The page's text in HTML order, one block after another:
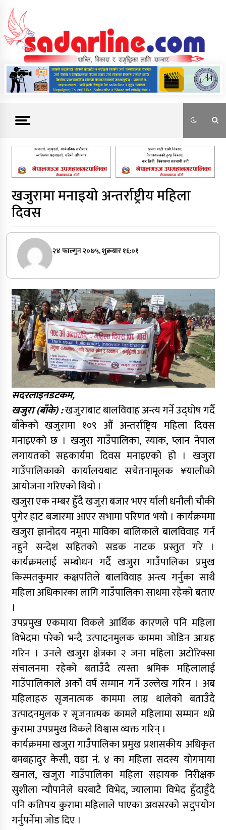
content
News For Nepal
खजुरामा मनाइयो अन्तर्राष्ट्रीय महिला
दिवस
२४ फाल्गुन २०७५, शुक्रबार १६:०१
सदरलाइनडटकम,
खजुरा (बाँके) :खजुराबाट बालविवाह अन्त्य गर्ने उद्घोष गर्दै
बाँकेको खजुरामा १०९ औं अन्तर्राष्ट्रिय महिला दिवस
मनाइएको छ । खजुरा गाउँपालिका, स्याक, प्लान नेपाल
लगायतको सहकार्यमा दिवस मनाइएको हो । खजुरा
गाउँपालिकाको कार्यालयबाट सचेतनामूलक ¥यालीको
आयोजना गरिएको थियो ।
खजुरा एक नम्बर हुँदै खजुरा बजार भएर र्याली धनौली चौकी
पुगेर हाट बजारमा आएर सभामा परिणत भयो । कार्यक्रममा
खजुरा ज्ञानोदय नमूना माविका बालिकाले बालविवाह गर्न
नहुने सन्देश सहितको सडक नाटक प्रस्तुत गरे ।
कार्यक्रमलाई सम्बोधन गर्दै खजुरा गाउँपालिका प्रमुख
किस्मतकुमार कक्षपतिले बालविवाह अन्त्य गर्नुका साथै
महिला अधिकारका लागि गाउँपालिका साथमा रहेको बताए
।
उपप्रमुख एकमाया विकले आर्थिक कारणले पनि महिला
विभेदमा परेको भन्दै उत्पादनमुलक काममा जोडिन आग्रह
गरिन । उनले खजुरा क्षेत्रका २ जना महिला अटोरिक्सा
संचालनमा रहेको बताउँदै त्यस्ता श्रमिक महिलालाई
गाउँपालिकाले अर्को वर्ष सम्मान गर्ने उल्लेख गरिन । अब
महिलाहरु सृजनात्मक काममा लाग्न थालेको बताउँदै
उत्पादनमुलक र सृजनात्मक कामले महिलामा सम्मान थप्ने
कुरामा उपप्रमुख विकले विश्वास व्यक्त गरिन् ।
कार्यक्रममा खजुरा गाउँपालिका प्रमुख प्रशासकीय अधिकृत
बमबहादुर केसी, वडा नंं. ४ का महिला सदस्य योगमाया
खनाल, खजुरा गाउँपालिका महिला सहायक निरीक्षक
सुशीला न्यौपानेले घरबाटै विभेद, ज्यालामा विभेद हुँदाहुँदै
पनि कतिपय कुरामा महिलाले पाएका अवसरको सदुपयोग
गर्नुपर्नेमा जोड दिए ।